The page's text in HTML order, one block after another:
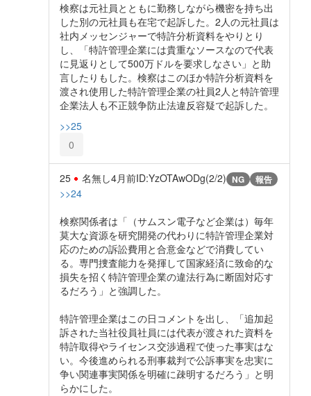
検察は元社員とともに勤務しながら機密を持ち出
した別の元社員も在宅で起訴した。2人の元社員は
社内メッセンジャーで特許分析資料をやりとり
し、「特許管理企業には貴重なソースなので代表
に見返りとして500万ドルを要求しなさい」と助
言したりもした。検察はこのほか特許分析資料を
渡され使用した特許管理企業の社員2人と特許管理
企業法人も不正競争防止法違反容疑で起訴した。
>>25
0
25 名無し4月前ID:YzOTAwODg(2/2) NG 報告
>>24
検察関係者は「（サムスン電子など企業は）毎年
莫大な資源を研究開発の代わりに特許管理企業対
応のための訴訟費用と合意金などで消費してい
る。専門捜査能力を発揮して国家経済に致命的な
損失を招く特許管理企業の違法行為に断固対応す
るだろう」と強調した。
特許管理企業はこの日コメントを出し、「追加起
訴された当社役員社員には代表が渡された資料を
特許取得やライセンス交渉過程で使った事実はな
い。今後進められる刑事裁判で公訴事実を忠実に
争い関連事実関係を明確に疎明するだろう」と明
らかにした。